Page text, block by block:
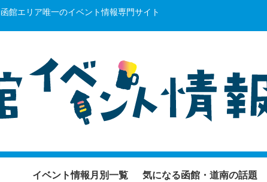
函館エリア唯一のイベント情報専門サイト
イベント情報月別一覧 気になる函館・道南の話題